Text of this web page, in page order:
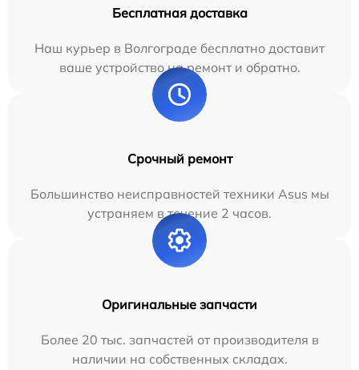
Бесплатная доставка
Наш курьер в Волгограде бесплатно доставит
ваше устройство на ремонт и обратно.
Срочный ремонт
Большинство неисправностей техники Asus мы
устраняем в течение 2 часов.
Оригинальные запчасти
Более 20 тыс. запчастей от производителя в
наличии на собственных складах.